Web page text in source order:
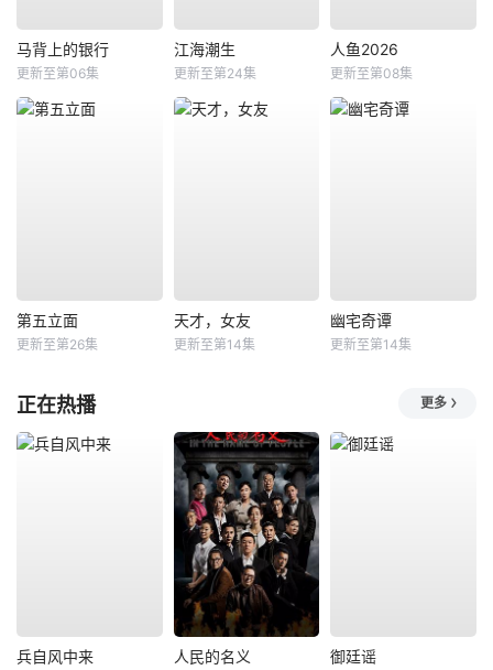
马背上的银行
更新至第06集
江海潮生
更新至第24集
人鱼2026
更新至第08集
第五立面
更新至第26集
天才，女友
更新至第14集
幽宅奇谭
更新至第14集
正在热播 更多
兵自风中来 人民的名义 御廷谣